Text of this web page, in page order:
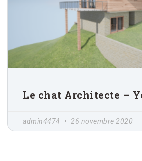
Le chat Architecte –
admin4474 26 novembre 2020